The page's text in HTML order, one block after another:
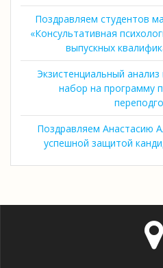
Поздравляем студентов
«Консультативная
выпускных
Экзистенциальный
набор на программу
Поздравляем Анастасию
успешной защитой